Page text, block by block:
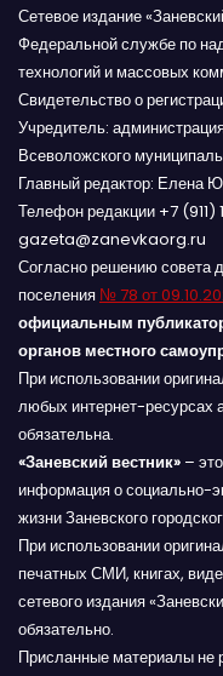
Сетевое издание
Федеральной службе по
технологий и массовых
Свидетельство о
Учредитель:
Всеволожского
Главный редактор: Елена
Телефон редакции +7 (911)
gazeta@zanevkaorg.ru
Согласно решению совета
поселения № 78 от
официальным
органов местного
При использовании
любых интернет-ресурсах
обязательна.
«Заневский вестник» –
информация о социально-
жизни Заневского
При использовании
печатных СМИ, книгах,
сетевого издания
обязательно.
Присланные материалы не